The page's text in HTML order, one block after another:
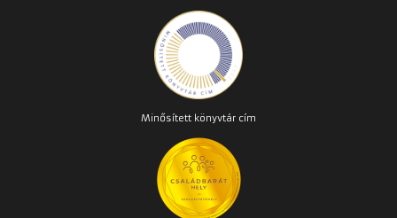
Minősített könyvtár cím